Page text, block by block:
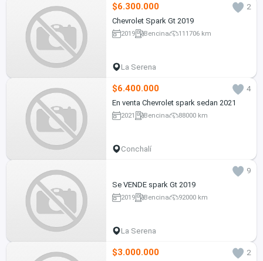
$6.300.000
2
Chevrolet Spark Gt 2019
2019 Bencina 111706 km
La Serena
$6.400.000
4
En venta Chevrolet spark sedan 2021
2021 Bencina 88000 km
Conchalí
9
Se VENDE spark Gt 2019
2019 Bencina 92000 km
La Serena
$3.000.000
2